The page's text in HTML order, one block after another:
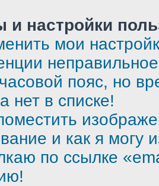
и настройки
мои
пояс, но
нет в списке!
и как я могу
по ссылке